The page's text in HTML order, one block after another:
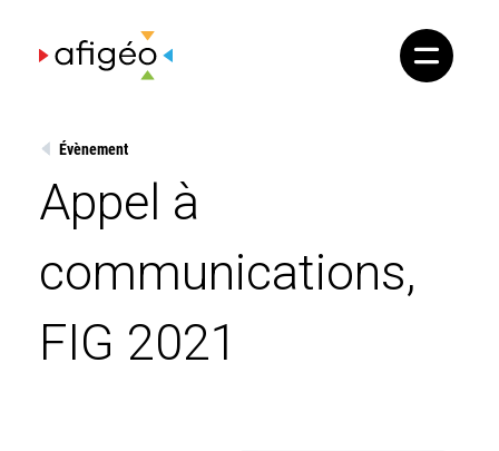
content
Évènement
Appel à
communications,
FIG 2021